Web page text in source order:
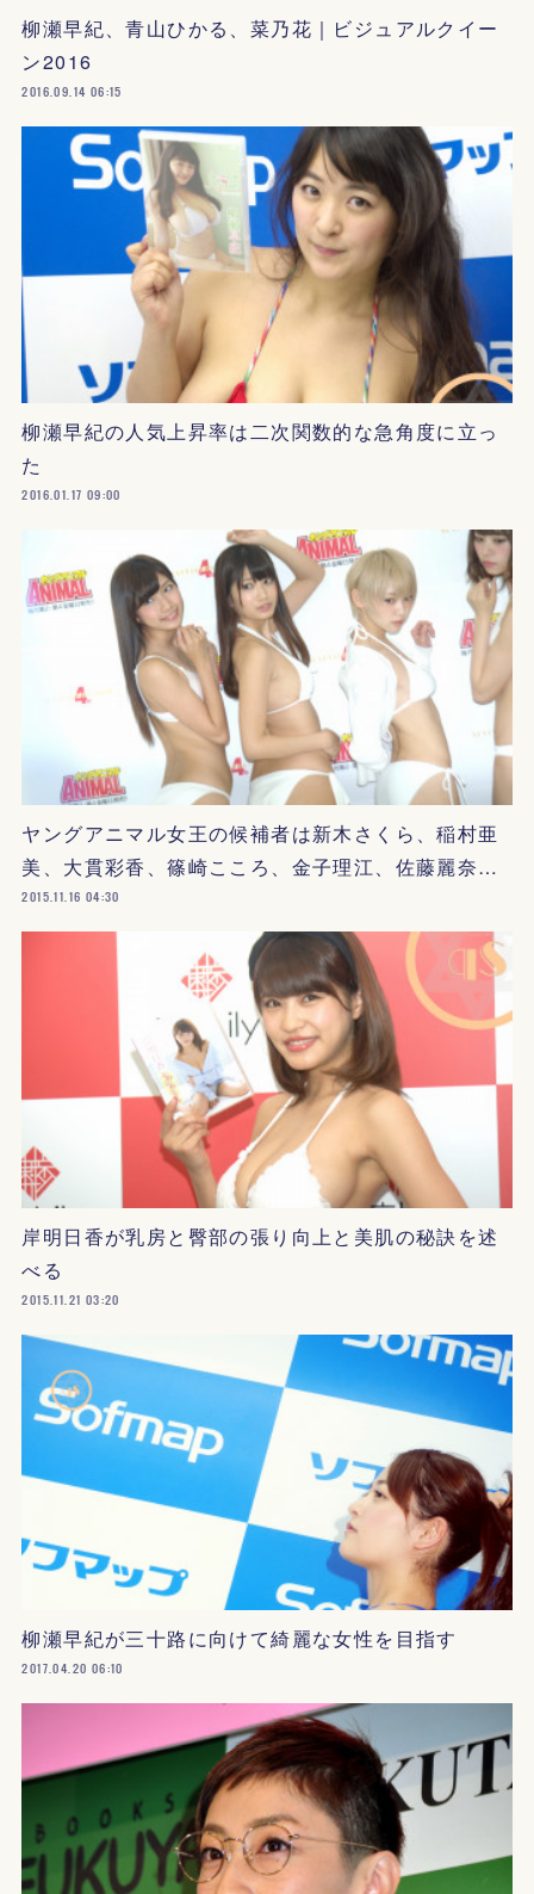
柳瀬早紀、青山ひかる、菜乃花｜ビジュアルクイー
ン2016
2016.09.14 06:15
柳瀬早紀の人気上昇率は二次関数的な急角度に立っ
た
2016.01.17 09:00
ヤングアニマル女王の候補者は新木さくら、稲村亜
美、大貫彩香、篠崎こころ、金子理江、佐藤麗奈…
2015.11.16 04:30
岸明日香が乳房と臀部の張り向上と美肌の秘訣を述
べる
2015.11.21 03:20
柳瀬早紀が三十路に向けて綺麗な女性を目指す
2017.04.20 06:10